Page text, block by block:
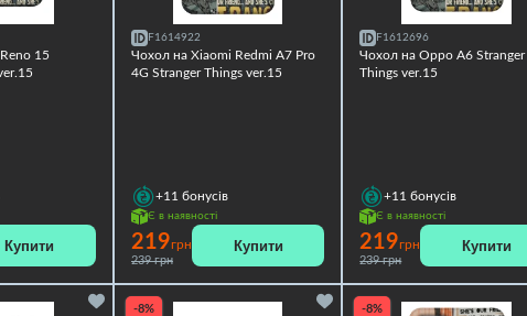
15
Купити
F1614922
Чохол на Xiaomi Redmi A7 Pro
4G Stranger Things ver.15
+11 бонусів
Є в наявності
219грн
239 грн
Купити
F1612696
Чохол на Oppo A6 Stranger
Things ver.15
+11 бонусів
Є в наявності
219грн
239 грн
Купити
-8% -8%